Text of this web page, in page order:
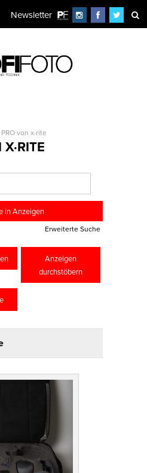
Newsletter
PRO von x·rite
Erweiterte Suche
Anzeigen
durchstöbern